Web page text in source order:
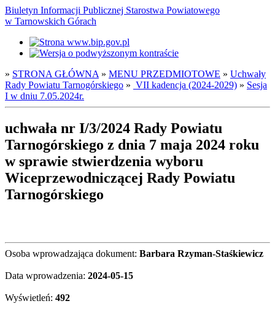
Biuletyn Informacji Publicznej Starostwa Powiatowego
w Tarnowskich Górach
» STRONA GŁÓWNA » MENU PRZEDMIOTOWE » Uchwały
Rady Powiatu Tarnogórskiego » VII kadencja (2024-2029) » Sesja
I w dniu 7.05.2024r.
uchwała nr I/3/2024 Rady Powiatu
Tarnogórskiego z dnia 7 maja 2024 roku
w sprawie stwierdzenia wyboru
Wiceprzewodniczącej Rady Powiatu
Tarnogórskiego
Osoba wprowadzająca dokument: Barbara Rzyman-Staśkiewicz
Data wprowadzenia: 2024-05-15
Wyświetleń: 492